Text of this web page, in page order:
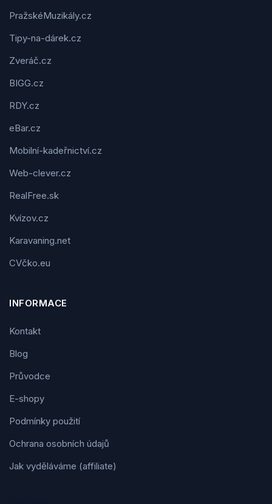
PražskéMuzikály.cz
Tipy-na-dárek.cz
Zveráč.cz
BIGG.cz
RDY.cz
eBar.cz
Mobilní-kadeřnictví.cz
Web-clever.cz
RealFree.sk
Kvízov.cz
Karavaning.net
CVčko.eu
INFORMACE
Kontakt
Blog
Průvodce
E-shopy
Podmínky použití
Ochrana osobních údajů
Jak vyděláváme (affiliate)